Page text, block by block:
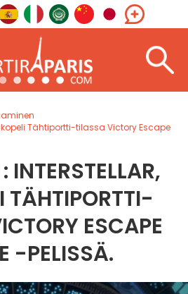
Tähtiportti-tilassa Victory Escape
INTERSTELLAR,
TÄHTIPORTTI-
ESCAPE
-PELISSÄ.